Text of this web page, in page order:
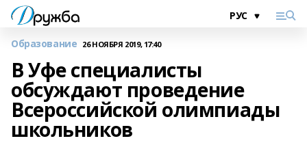
Образование 26 НОЯБРЯ 2019, 17:40
В Уфе специалисты
обсуждают проведение
Всероссийской олимпиады
школьников